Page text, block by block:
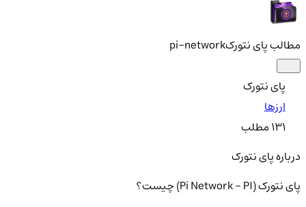
مطالب پای نتورکpi-network
پای نتورک
ارزها
131مطلب
درباره پای نتورک
پای نتورک (Pi Network - PI) چیست؟